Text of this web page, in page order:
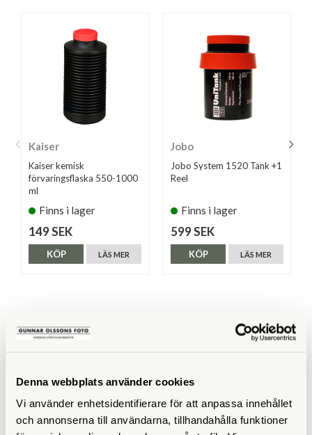
Denna webbplats använder cookies
Vi använder enhetsidentifierare för att anpassa innehållet
och annonserna till användarna, tillhandahålla funktioner
Kaiser
Kaiser kemisk
förvaringsflaska 550-1000
ml
Finns i lager
149 SEK
LÄS MER
KÖP
Jobo
Jobo System 1520 Tank +1
Reel
Finns i lager
599 SEK
LÄS MER
KÖP
ANDRA KÖPTE ÄVEN